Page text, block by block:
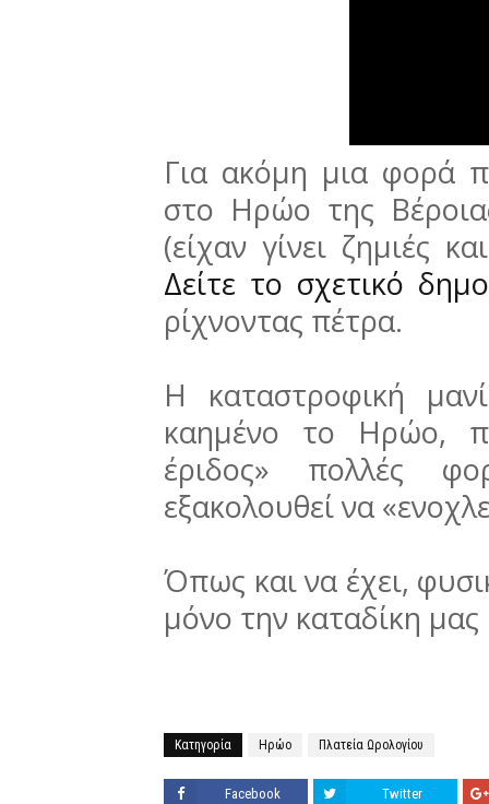
Για ακόμη μια φορά
στο Ηρώο της
(είχαν γίνει ζημιές
Δείτε το σχετικό
ρίχνοντας πέτρα.
Η καταστροφική
καημένο το Ηρώο,
έριδος» πολλές
εξακολουθεί να
Όπως και να έχει,
μόνο την καταδίκη
Κατηγορία Ηρώο Πλατεία Ωρολογίου
Facebook Twitter